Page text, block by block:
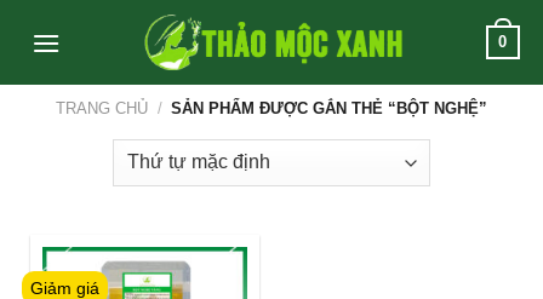
0
TRANG CHỦ / SẢN PHẨM ĐƯỢC GẮN THẺ “BỘT NGHỆ”
Giảm giá